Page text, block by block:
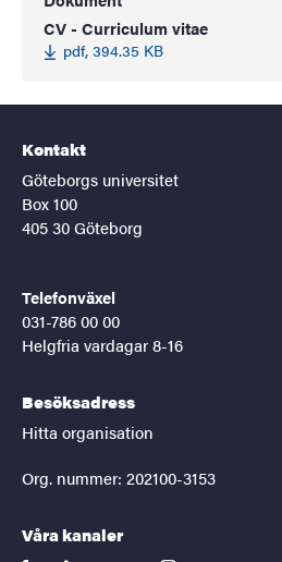
CV - Curriculum vitae
pdf, 394.35 KB
Kontakt
Göteborgs universitet
Box 100
405 30 Göteborg
Telefonväxel
031-786 00 00
Helgfria vardagar 8-16
Besöksadress
Hitta organisation
Org. nummer: 202100-3153
Våra kanaler